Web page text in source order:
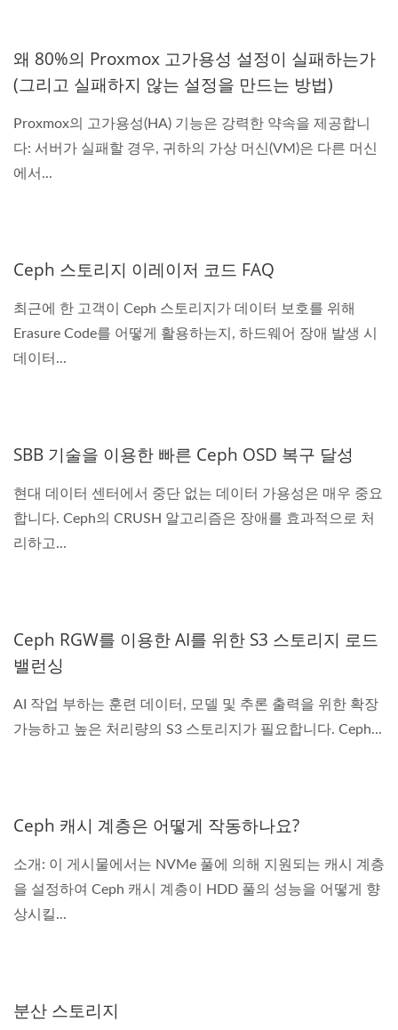
왜 80%의 Proxmox 고가용성 설정이 실패하는가
(그리고 실패하지 않는 설정을 만드는 방법)
Proxmox의 고가용성(HA) 기능은 강력한 약속을 제공합니
다: 서버가 실패할 경우, 귀하의 가상 머신(VM)은 다른 머신
에서...
Ceph 스토리지 이레이저 코드 FAQ
최근에 한 고객이 Ceph 스토리지가 데이터 보호를 위해
Erasure Code를 어떻게 활용하는지, 하드웨어 장애 발생 시
데이터...
SBB 기술을 이용한 빠른 Ceph OSD 복구 달성
현대 데이터 센터에서 중단 없는 데이터 가용성은 매우 중요
합니다. Ceph의 CRUSH 알고리즘은 장애를 효과적으로 처
리하고...
Ceph RGW를 이용한 AI를 위한 S3 스토리지 로드
밸런싱
AI 작업 부하는 훈련 데이터, 모델 및 추론 출력을 위한 확장
가능하고 높은 처리량의 S3 스토리지가 필요합니다. Ceph...
Ceph 캐시 계층은 어떻게 작동하나요?
소개: 이 게시물에서는 NVMe 풀에 의해 지원되는 캐시 계층
을 설정하여 Ceph 캐시 계층이 HDD 풀의 성능을 어떻게 향
상시킬...
분산 스토리지